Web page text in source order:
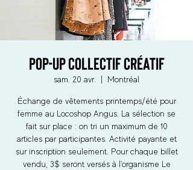
POP-UP COLLECTIF CRÉATIF
sam. 20 avr. Montréal
Échange de vêtements printemps/été pour
femme au Locoshop Angus. La sélection se
fait sur place : on tri un maximum de 10
articles par participantes. Activité payante et
sur inscription seulement. Pour chaque billet
vendu, 3$ seront versés à l'organisme Le